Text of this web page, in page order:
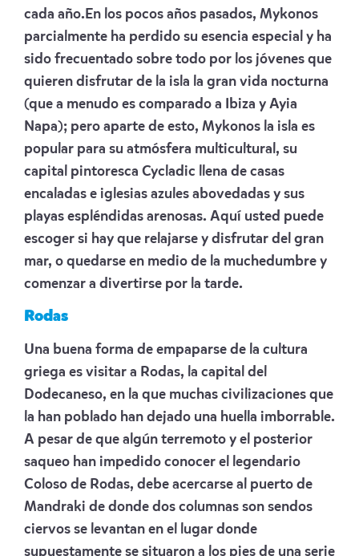
cada año.En los pocos años pasados, Mykonos
parcialmente ha perdido su esencia especial y ha
sido frecuentado sobre todo por los jóvenes que
quieren disfrutar de la isla la gran vida nocturna
(que a menudo es comparado a Ibiza y Ayia
Napa); pero aparte de esto, Mykonos la isla es
popular para su atmósfera multicultural, su
capital pintoresca Cycladic llena de casas
encaladas e iglesias azules abovedadas y sus
playas espléndidas arenosas. Aquí usted puede
escoger si hay que relajarse y disfrutar del gran
mar, o quedarse en medio de la muchedumbre y
comenzar a divertirse por la tarde.
Rodas
Una buena forma de empaparse de la cultura
griega es visitar a Rodas, la capital del
Dodecaneso, en la que muchas civilizaciones que
la han poblado han dejado una huella imborrable.
A pesar de que algún terremoto y el posterior
saqueo han impedido conocer el legendario
Coloso de Rodas, debe acercarse al puerto de
Mandraki de donde dos columnas son sendos
ciervos se levantan en el lugar donde
supuestamente se situaron a los pies de una serie